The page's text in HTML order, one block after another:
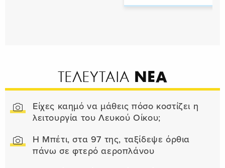
ΤΕΛΕΥΤΑΙΑ ΝΕΑ
Είχες καημό να μάθεις πόσο κοστίζει η
λειτουργία του Λευκού Οίκου;
Η Μπέτι, στα 97 της, ταξίδεψε όρθια
πάνω σε φτερό αεροπλάνου